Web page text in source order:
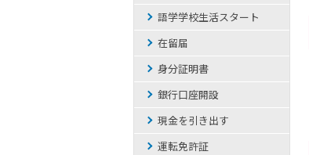
語学学校生活スタート
在留届
身分証明書
銀行口座開設
現金を引き出す
運転免許証